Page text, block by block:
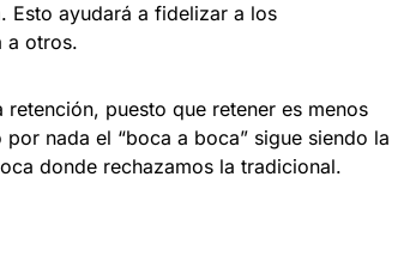
Esto ayudará a fidelizar a los
a otros.
puesto que retener es menos
nada el “boca a boca” sigue siendo la
donde rechazamos la tradicional.